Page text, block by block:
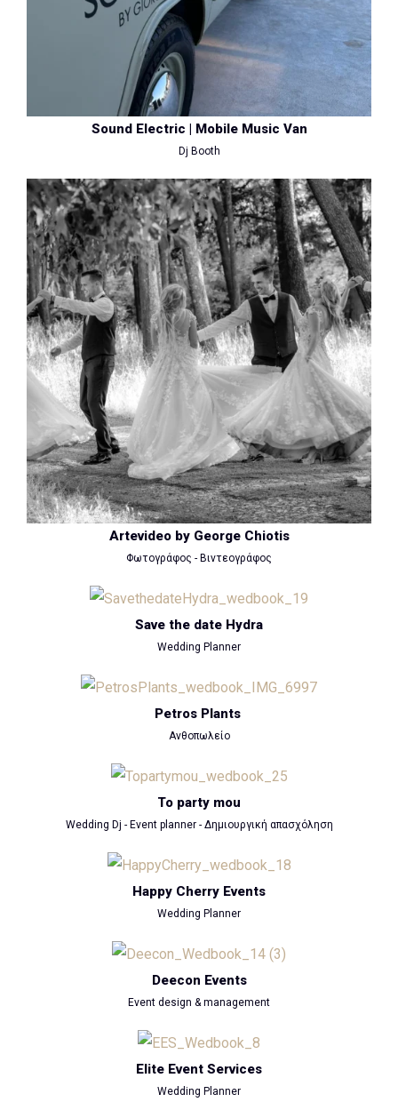
Sound Electric | Mobile Music Van
Dj Booth
Artevideo by George Chiotis
Φωτογράφος - Βιντεογράφος
Save the date Hydra
Wedding Planner
Petros Plants
Ανθοπωλείο
To party mou
Wedding Dj - Event planner - Δημιουργική απασχόληση
Happy Cherry Events
Wedding Planner
Deecon Events
Event design & management
Elite Event Services
Wedding Planner